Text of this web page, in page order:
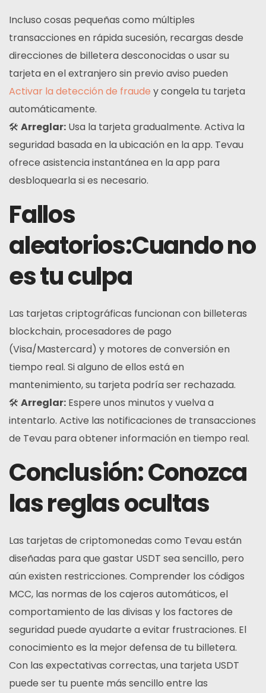
Incluso cosas pequeñas como múltiples
transacciones en rápida sucesión, recargas desde
direcciones de billetera desconocidas o usar su
tarjeta en el extranjero sin previo aviso pueden
Activar la detección de fraude y congela tu tarjeta
automáticamente.
🛠 Arreglar: Usa la tarjeta gradualmente. Activa la
seguridad basada en la ubicación en la app. Tevau
ofrece asistencia instantánea en la app para
desbloquearla si es necesario.
Fallos
aleatorios:Cuando no
es tu culpa
Las tarjetas criptográficas funcionan con billeteras
blockchain, procesadores de pago
(Visa/Mastercard) y motores de conversión en
tiempo real. Si alguno de ellos está en
mantenimiento, su tarjeta podría ser rechazada.
🛠 Arreglar: Espere unos minutos y vuelva a
intentarlo. Active las notificaciones de transacciones
de Tevau para obtener información en tiempo real.
Conclusión: Conozca
las reglas ocultas
Las tarjetas de criptomonedas como Tevau están
diseñadas para que gastar USDT sea sencillo, pero
aún existen restricciones. Comprender los códigos
MCC, las normas de los cajeros automáticos, el
comportamiento de las divisas y los factores de
seguridad puede ayudarte a evitar frustraciones. El
conocimiento es la mejor defensa de tu billetera.
Con las expectativas correctas, una tarjeta USDT
puede ser tu puente más sencillo entre las